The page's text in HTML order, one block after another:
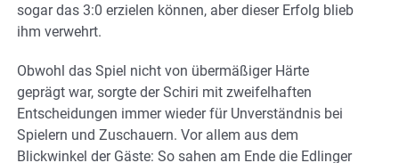
sogar das 3:0 erzielen können, aber dieser Erfolg blieb
ihm verwehrt.
Obwohl das Spiel nicht von übermäßiger Härte
geprägt war, sorgte der Schiri mit zweifelhaften
Entscheidungen immer wieder für Unverständnis bei
Spielern und Zuschauern. Vor allem aus dem
Blickwinkel der Gäste: So sahen am Ende die Edlinger